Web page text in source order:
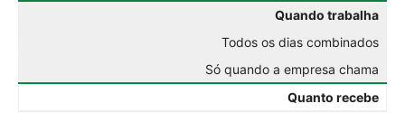
Quando trabalha
Todos os dias combinados
Só quando a empresa chama
Quanto recebe